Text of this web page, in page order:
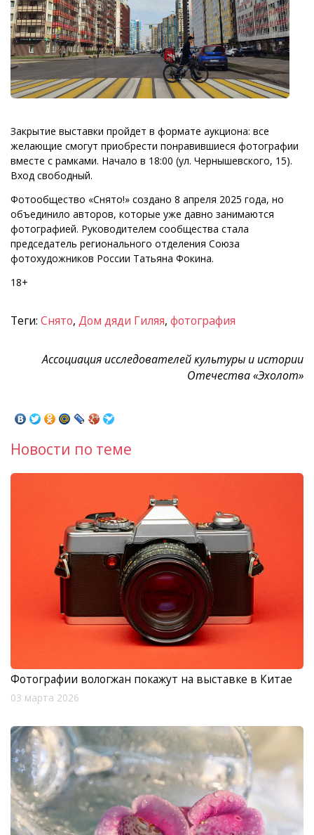
Закрытие выставки пройдет в формате аукциона: все
желающие смогут приобрести понравившиеся фотографии
вместе с рамками. Начало в 18:00 (ул. Чернышевского, 15).
Вход свободный.
Фотообщество «Снято!» создано 8 апреля 2025 года, но
объединило авторов, которые уже давно занимаются
фотографией. Руководителем сообщества стала
председатель регионального отделения Союза
фотохудожников России Татьяна Фокина.
18+
Теги: Снято, Дом дяди Гиляя, фотография
Ассоциация исследователей культуры и истории
Отечества «Эхолот»
Новости по теме
Фотографии вологжан покажут на выставке в Китае
03 марта 2026